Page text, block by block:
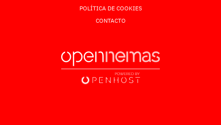
POLÍTICA DE COOKIES
CONTACTO